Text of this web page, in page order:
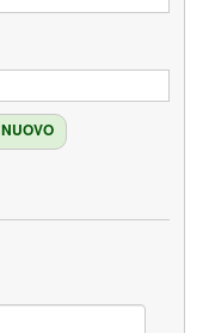
NUOVO